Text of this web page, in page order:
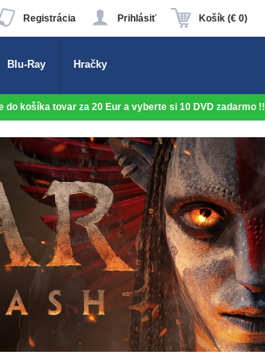
Košík (€ 0)
Prihlásiť
Registrácia
Blu-Ray Hračky
do košíka tovar za 20 Eur a vyberte si 10 DVD zadarmo !!